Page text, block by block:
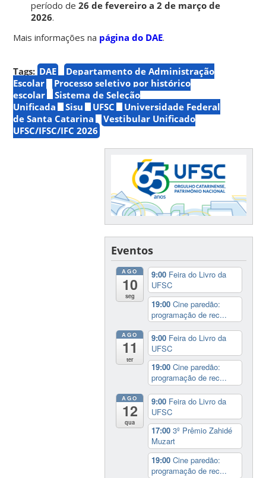
período de26 de fevereiro a 2 de março de
2026.
Mais informações na página do DAE.
Tags: DAE
Departamento de Administração
Escolar
Processo seletivo por histórico
escolar
Sistema de Seleção
Unificada
Sisu UFSC
Universidade Federal
de Santa Catarina
Vestibular Unificado
UFSC/IFSC/IFC 2026
Eventos
AGO
10
seg
9:00 Feira do Livro da
UFSC
19:00Cine paredão:
programação de rec...
AGO
11
ter
9:00 Feira do Livro da
UFSC
19:00Cine paredão:
programação de rec...
AGO
12
qua
9:00 Feira do Livro da
UFSC
17:003º Prêmio Zahidé
Muzart
19:00Cine paredão:
programação de rec...